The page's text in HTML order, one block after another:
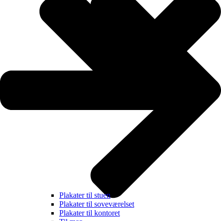
Plakater til stuen
Plakater til soveværelset
Plakater til kontoret